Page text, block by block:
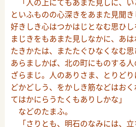
といふものの心深きをあまた見聞
好きしき心はつかはじとなむ思ひ
まじきをもあまた見しなかに、あ
たきかたは、またたぐひなくなむ
あらましかば、北の町にものする
ざらまじ。人のありさま、とりど
どかどしう、をかしき筋などはお
てはかにらうたくもありしかな」
などのたまふ。
「さりとも、明石のなみには、